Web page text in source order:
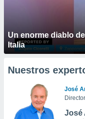
Un enorme diablo
Italia
Nuestros
José
José